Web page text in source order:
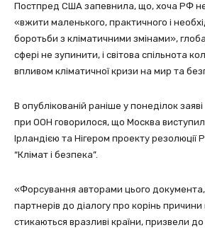
Постпред США запевнила, що, хоча РФ
«вжити маленького, практичного і
боротьби з кліматичними змінами»,
сфері не зупинити, і світова спільнота
впливом кліматичної кризи на мир та
В опублікованій раніше у понеділок
при ООН говорилося, що Москва
Ірландією та Нігером проекту
“Клімат і безпека”.
«Форсування авторами цього документа,
партнерів до діалогу про корінь
стикаються вразливі країни, призвели